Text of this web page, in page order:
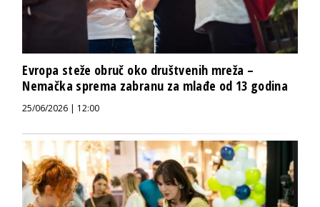
Evropa steže obruč oko društvenih mreža –
Nemačka sprema zabranu za mlađe od 13 godina
25/06/2026 | 12:00